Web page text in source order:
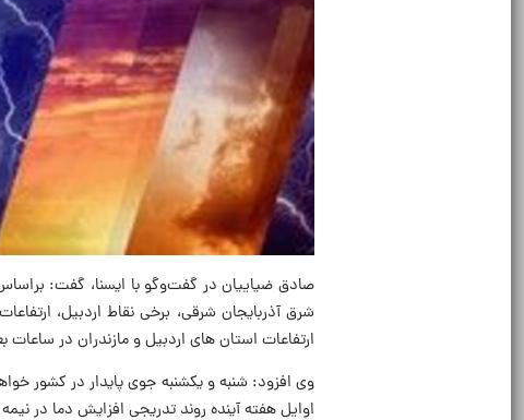
صادق ضیاییان در گفت‌وگو با ایسنا، گفت:
شرق آذربایجان شرقی، برخی نقاط اردبیل،
ارتفاعات استان های اردبیل و مازندران در
وی افزود: شنبه و یکشنبه جوی پایدار در کشور
اوایل هفته آینده روند تدریجی افزایش دما در